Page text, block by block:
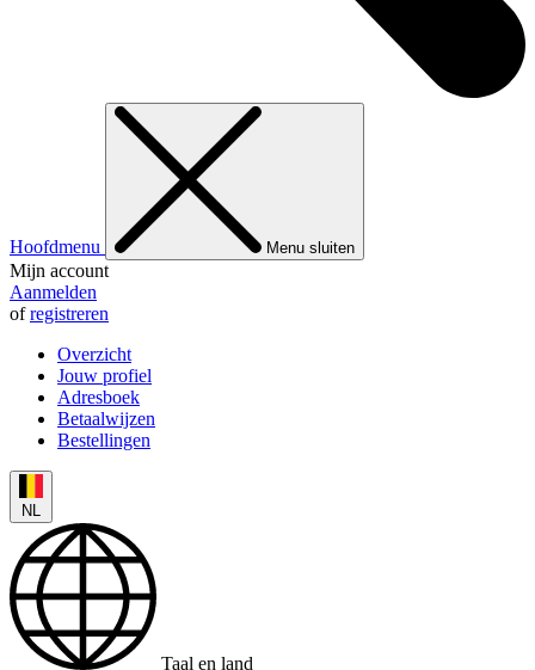
Hoofdmenu Menu sluiten
Mijn account
Aanmelden
ofregistreren
Overzicht
Jouw profiel
Adresboek
Betaalwijzen
Bestellingen
NL
Taal en land